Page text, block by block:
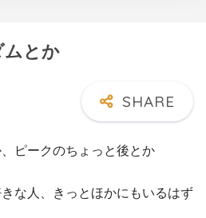
ムとか
ピークのちょっと後とか
な人、きっとほかにもいるはず